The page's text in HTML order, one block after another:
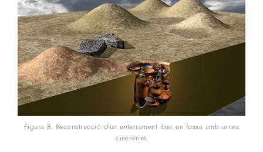
Figura 8. Reconstrucció d’un enterrament iber en fossa amb urnes
cineràries